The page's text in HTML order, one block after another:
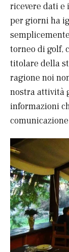
ricevere dati e
per giorni ha
torneo di golf,
titolare della
ragione noi
nostra attività
informazioni